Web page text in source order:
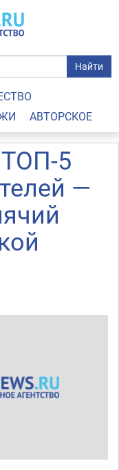
Найти
АВТОРСКОЕ
ТОП-5
—